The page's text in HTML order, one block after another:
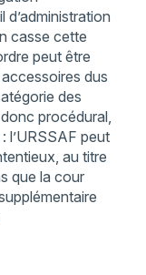
casse cette
peut être
dus
des
procédural,
l’URSSAF peut
au titre
que la cour